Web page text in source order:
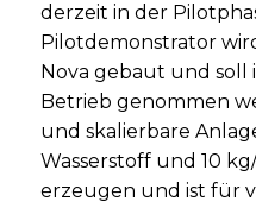
derzeit in der
Pilotdemonstrator
Nova gebaut und soll
Betrieb genommen
und skalierbare
Wasserstoff und 10
erzeugen und ist für